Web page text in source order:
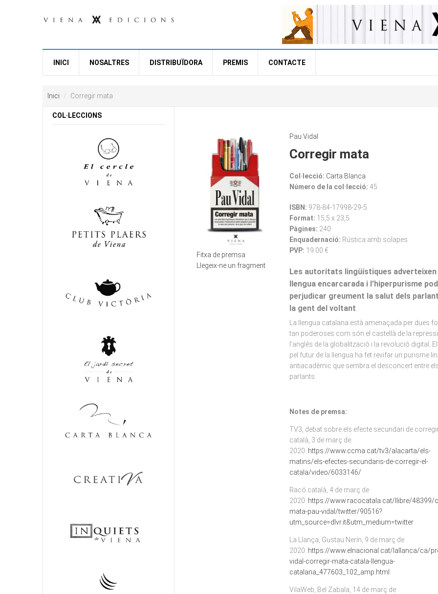
INICI NOSALTRES DISTRIBUÏDORA PREMIS CONTACTE
Inici Corregir mata
Fitxa de premsa
Llegeix-ne un fragment
Pau Vidal
Corregir mata
Col·lecció: Carta Blanca
Número de la col·lecció: 45
ISBN: 978-84-17998-29-5
Format: 15,5 x 23,5
Pàgines: 240
Enquadernació: Rústica amb solapes
PVP: 19.00 €
Les autoritats lingüístiques adverteixen
llengua encarcarada i l'hiperpurisme
perjudicar greument la salut dels
la gent del voltant
La llengua catalana està amenaçada per dues
tan poderoses com són el castellà de la
l’anglès de la globalització i la revolució digital.
pel futur de la llengua ha fet revifar un purisme
antiacadèmic que sembra el desconcert entre
parlants.
Notes de premsa:
TV3, debat sobre els efecte secundari de
català, 3 de març de
2020: https://www.ccma.cat/tv3/alacarta/els-
matins/els-efectes-secundaris-de-corregir-el-
catala/video/6033146/
Racó català, 4 de març de
2020: https://www.racocatala.cat/llibre/48399/
mata-pau-vidal/twitter/90516?
utm_source=dlvr.it&utm_medium=twitter
La Llança, Gustau Nerín, 9 de març de
2020: https://www.elnacional.cat/lallanca/ca/
vidal-corregir-mata-catala-llengua-
catalana_477603_102_amp.html
VilaWeb, Bel Zabala, 14 de març de
COL·LECCIONS